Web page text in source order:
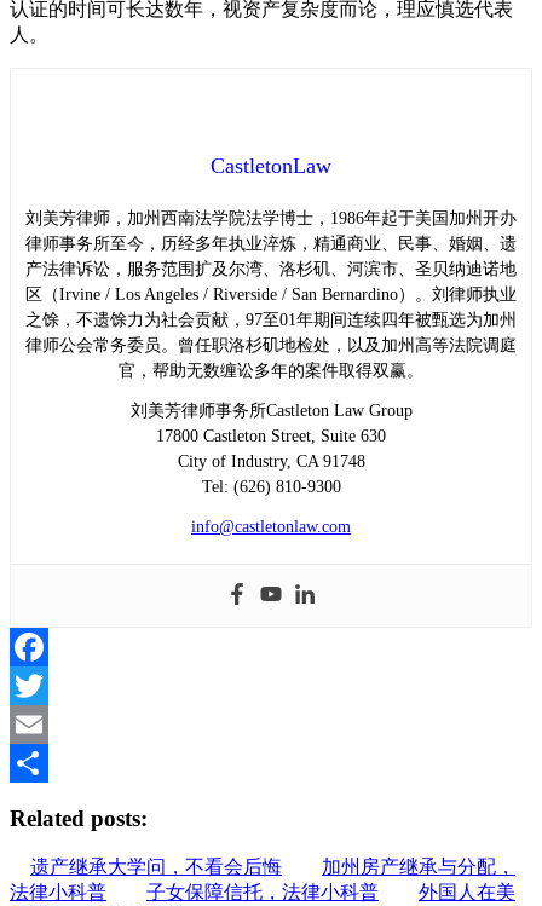
认证的时间可长达数年，视资产复杂度而论，理应慎选代表
人。
CastletonLaw
刘美芳律师，加州西南法学院法学博士，1986年起于美国加州开办
律师事务所至今，历经多年执业淬炼，精通商业、民事、婚姻、遗
产法律诉讼，服务范围扩及尔湾、洛杉矶、河滨市、圣贝纳迪诺地
区（Irvine / Los Angeles / Riverside / San Bernardino）。刘律师执业
之馀，不遗馀力为社会贡献，97至01年期间连续四年被甄选为加州
律师公会常务委员。曾任职洛杉矶地检处，以及加州高等法院调庭
官，帮助无数缠讼多年的案件取得双赢。
刘美芳律师事务所Castleton Law Group
17800 Castleton Street, Suite 630
City of Industry, CA 91748
Tel: (626) 810-9300
info@castletonlaw.com
Facebook
Twitter
Email
Related posts:
遗产继承大学问，不看会后悔
加州房产继承与分配，
法律小科普
子女保障信托，法律小科普
外国人在美